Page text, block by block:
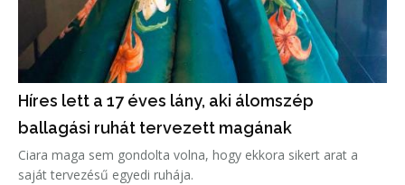
Híres lett a 17 éves lány, aki álomszép
ballagási ruhát tervezett magának
Ciara maga sem gondolta volna, hogy ekkora sikert arat a
saját tervezésű egyedi ruhája.